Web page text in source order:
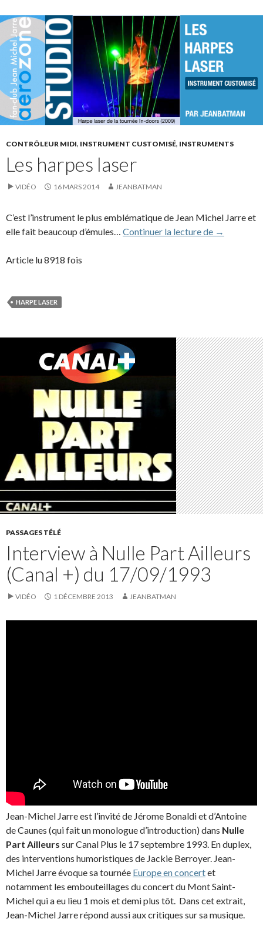
CONTRÔLEUR MIDI, INSTRUMENT CUSTOMISÉ, INSTRUMENTS
Les harpes laser
VIDÉO 16 MARS 2014 JEANBATMAN
C’est l’instrument le plus emblématique de Jean Michel Jarre et
elle fait beaucoup d’émules… Continuer la lecture de Les harpes
→
Article lu 8918 fois
HARPE LASER
PASSAGES TÉLÉ
Interview à Nulle Part Ailleurs
(Canal +) du 17/09/1993
VIDÉO 1 DÉCEMBRE 2013 JEANBATMAN
Jean-Michel Jarre est l’invité de Jérome Bonaldi et d’Antoine
de Caunes (qui fait un monologue d’introduction) dans Nulle
Part Ailleurs sur Canal Plus le 17 septembre 1993. En duplex,
des interventions humoristiques de Jackie Berroyer. Jean-
Michel Jarre évoque sa tournée Europe en concertet
notamment les embouteillages du concert du Mont Saint-
Michel qui a eu lieu 1 mois et demi plus tôt. Dans cet extrait,
Jean-Michel Jarre répond aussi aux critiques sur sa musique.